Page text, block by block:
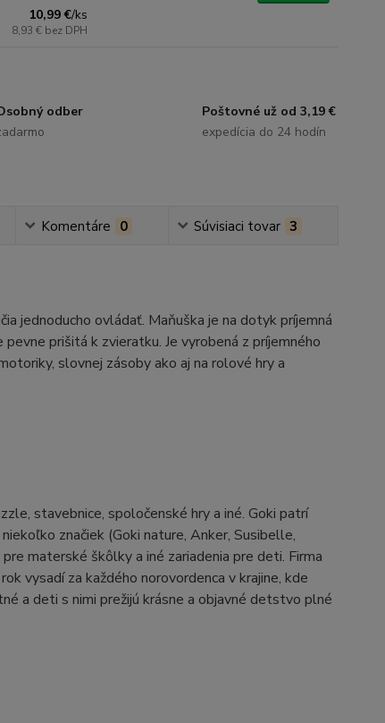
10,99 €/ks
8,93 € bez DPH
odber
Poštovné už od 3,19 €
expedícia do 24 hodín
Komentáre 0 Súvisiaci tovar 3
jednoducho ovládať. Maňuška je na dotyk príjemná
prišitá k zvieratku. Je vyrobená z príjemného
slovnej zásoby ako aj na rolové hry a
stavebnice, spoločenské hry a iné. Goki patrí
značiek (Goki nature, Anker, Susibelle,
materské škôlky a iné zariadenia pre deti. Firma
vysadí za každého norovordenca v krajine, kde
a deti s nimi prežijú krásne a objavné detstvo plné